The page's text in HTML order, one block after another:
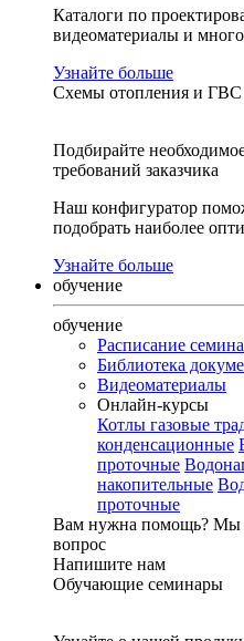
Каталоги по
видеоматериалы и
Узнайте больше
Схемы отопления и ГВС
Подбирайте
требований заказчика
Наш конфигуратор
подобрать наиболее
Узнайте больше
обучение
обучение
Расписание
Библиотека
Видеоматериалы
Онлайн-курсы
Котлы газовые
конденсационные
проточные
накопительные
проточные
Вам нужна помощь? Мы
вопрос
Напишите нам
Обучающие семинары